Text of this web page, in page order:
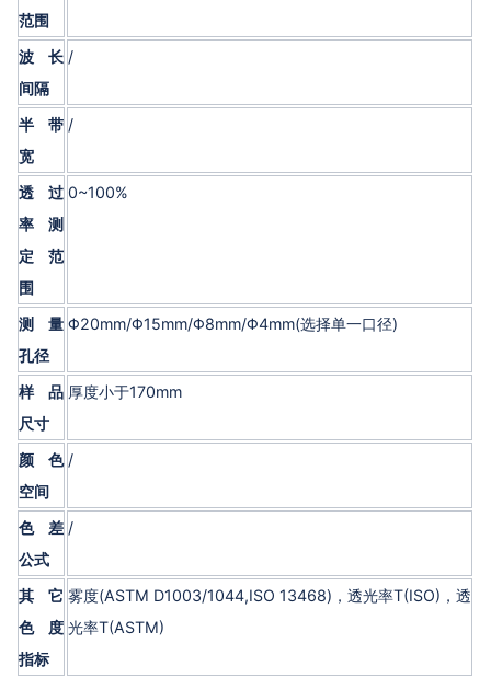
范围
波长
间隔
/
半带
宽
/
透过
率测
定范
围
0~100%
测量
孔径
Φ20mm/Φ15mm/Φ8mm/Φ4mm(选择单一口径)
样品
尺寸
厚度小于170mm
颜色
空间
/
色差
公式
/
其它
色度
指标
雾度(ASTM D1003/1044,ISO 13468)，透光率T(ISO)，透
光率T(ASTM)